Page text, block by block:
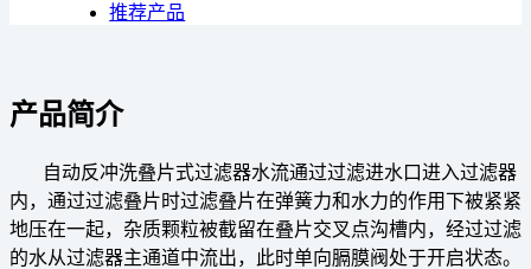
推荐产品
产品简介
自动反冲洗叠片式过滤器水流通过过滤进水口进入过滤器
内，通过过滤叠片时过滤叠片在弹簧力和水力的作用下被紧紧
地压在一起，杂质颗粒被截留在叠片交叉点沟槽内，经过过滤
的水从过滤器主通道中流出，此时单向膈膜阀处于开启状态。